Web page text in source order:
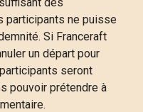
participants ne puisse
Si Franceraft
un départ pour
seront
pouvoir prétendre à